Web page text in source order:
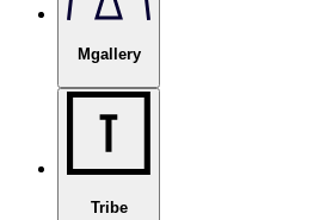
Mgallery
Tribe